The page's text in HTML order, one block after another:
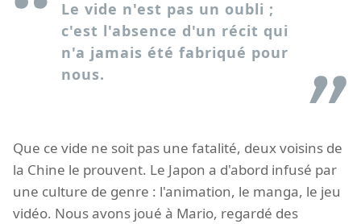
Le vide n'est pas un oubli ;
c'est l'absence d'un récit qui
n'a jamais été fabriqué pour
nous.
Que ce vide ne soit pas une fatalité, deux voisins de
la Chine le prouvent. Le Japon a d'abord infusé par
une culture de genre : l'animation, le manga, le jeu
vidéo. Nous avons joué à Mario, regardé des